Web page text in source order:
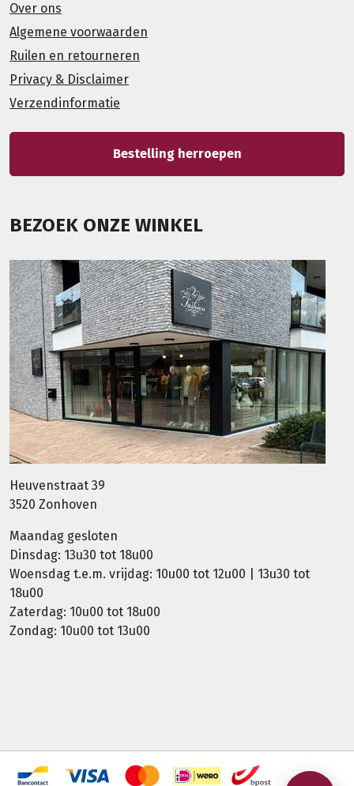
Over ons
Algemene voorwaarden
Ruilen en retourneren
Privacy & Disclaimer
Verzendinformatie
Bestelling herroepen
BEZOEK ONZE WINKEL
Heuvenstraat 39
3520 Zonhoven
Maandag gesloten
Dinsdag: 13u30 tot 18u00
Woensdag t.e.m. vrijdag: 10u00 tot 12u00 | 13u30 tot
18u00
Zaterdag: 10u00 tot 18u00
Zondag: 10u00 tot 13u00